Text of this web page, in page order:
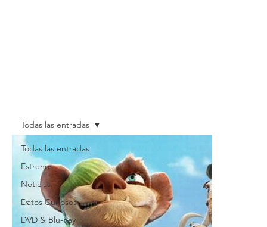
Todas las entradas
Estrenos
Noticias
Datos Curiosos
DVD & Blu-Ray
Todas las entradas